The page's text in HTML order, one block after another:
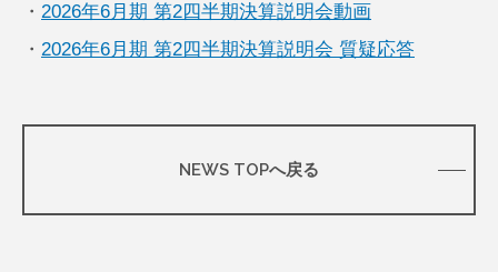
・ 2026年6月期 第2四半期決算説明会動画
・ 2026年6月期 第2四半期決算説明会 質疑応答
NEWS TOPへ戻る